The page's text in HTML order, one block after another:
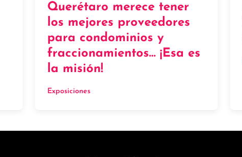
Querétaro merece tener
los mejores proveedores
para condominios y
fraccionamientos… ¡Esa es
la misión!
Exposiciones